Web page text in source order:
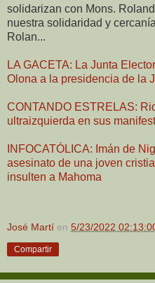
solidarizan con Mons.
nuestra solidaridad y
Rolan...
LA GACETA: La Junta
Olona a la presidencia de la
CONTANDO ESTRELAS:
ultraizquierda en sus
INFOCATÓLICA: Imán de
asesinato de una joven
insulten a Mahoma
José Martí en 5/23/2022
Compartir